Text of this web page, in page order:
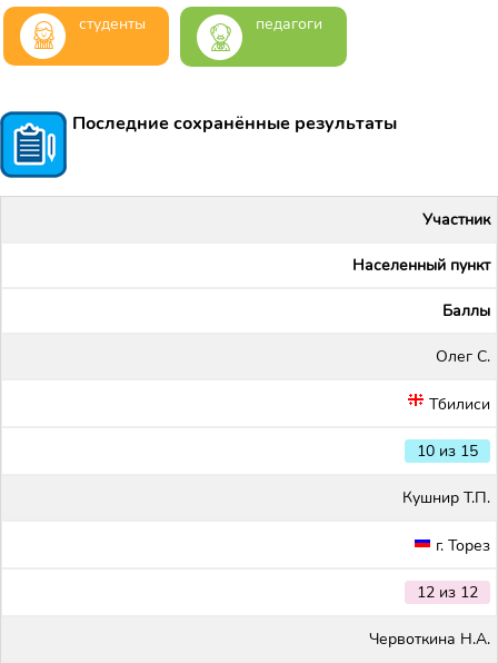
студенты педагоги
Последние сохранённые результаты
Участник
Населенный пункт
Баллы
Олег С.
Тбилиси
10 из 15
Кушнир Т.П.
г. Торез
12 из 12
Червоткина Н.А.